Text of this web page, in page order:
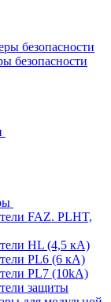
безопасности
безопасности
FAZ. PLHT,
HL (4,5 кА)
PL6 (6 кА)
PL7 (10kA)
защиты